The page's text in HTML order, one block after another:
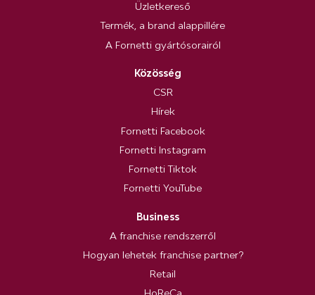
Üzletkereső
Termék, a brand alappillére
A Fornetti gyártósorairól
Közösség
CSR
Hírek
Fornetti Facebook
Fornetti Instagram
Fornetti Tiktok
Fornetti YouTube
Business
A franchise rendszerről
Hogyan lehetek franchise partner?
Retail